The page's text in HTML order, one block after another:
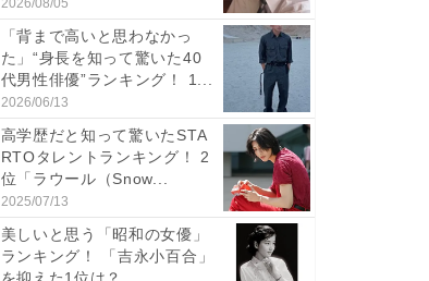
「背まで高いと思わなかっ
た」“身長を知って驚いた40
代男性俳優”ランキング！ 1...
2026/06/13
高学歴だと知って驚いたSTA
RTOタレントランキング！ 2
位「ラウール（Snow...
2025/07/13
美しいと思う「昭和の女優」
ランキング！ 「吉永小百合」
を抑えた1位は？